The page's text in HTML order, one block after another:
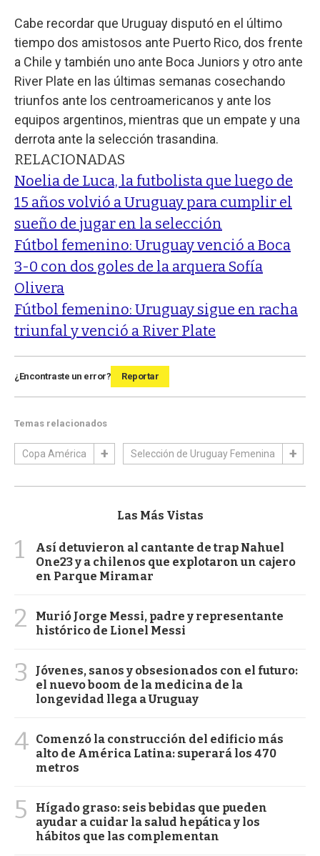
Cabe recordar que Uruguay disputó en el último
tiempo dos amistosos ante Puerto Rico, dos frente
a Chile y también uno ante Boca Juniors y otro ante
River Plate en las últimas semanas cosechando
triunfos ante los centroamericanos y ante los
equipos argentinos, mientras que un empate y una
derrota ante la selección trasandina.
RELACIONADAS
Noelia de Luca, la futbolista que luego de
15 años volvió a Uruguay para cumplir el
sueño de jugar en la selección
Fútbol femenino: Uruguay venció a Boca
3-0 con dos goles de la arquera Sofía
Olivera
Fútbol femenino: Uruguay sigue en racha
triunfal y venció a River Plate
¿Encontraste un error? Reportar
Temas relacionados
Copa América Selección de Uruguay Femenina
Las Más Vistas
1
Así detuvieron al cantante de trap Nahuel
One23 y a chilenos que explotaron un cajero
en Parque Miramar
2
Murió Jorge Messi, padre y representante
histórico de Lionel Messi
3
Jóvenes, sanos y obsesionados con el futuro:
el nuevo boom de la medicina de la
longevidad llega a Uruguay
4 Comenzó la construcción del edificio más
alto de América Latina: superará los 470
metros
5
Hígado graso: seis bebidas que pueden
ayudar a cuidar la salud hepática y los
hábitos que las complementan